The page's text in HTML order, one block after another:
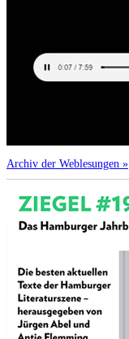
Archiv der Weblesungen »